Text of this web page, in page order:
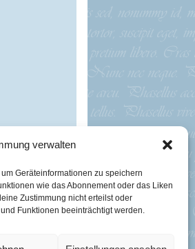
verwalten
Geräteinformationen zu speichern
wie das Abonnement oder das Liken
Zustimmung nicht erteilst oder
Funktionen beeinträchtigt werden.